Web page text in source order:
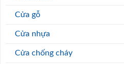
Cửa gỗ
Cửa nhựa
Cửa chống cháy